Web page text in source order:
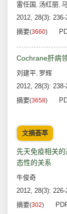
雷任国 , 汤红丽,
2012, 28(3): 236-
摘要(3660)
Cochrane肝病
刘建平, 罗辉
2012, 28(3): 238-
摘要(3658)
文摘荟萃
先天免疫相关
态性的关系
牛俊奇
2012, 28(3): 226-
摘要(302)